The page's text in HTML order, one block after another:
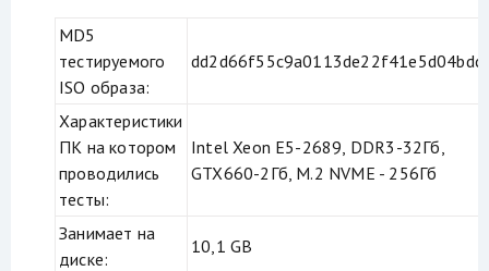
MD5
тестируемого
ISO образа:
Характеристики
ПК на котором
проводились
тесты:
Intel Xeon E5-2689, DDR3-32Гб,
GTX660-2Гб, M.2 NVME - 256Гб
Занимает на
диске:
10,1 GB